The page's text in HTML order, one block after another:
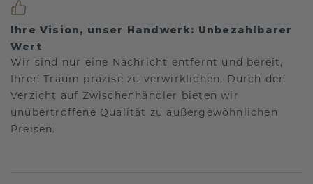
Ihre Vision, unser Handwerk: Unbezahlbarer
Wert
Wir sind nur eine Nachricht entfernt und bereit,
Ihren Traum präzise zu verwirklichen. Durch den
Verzicht auf Zwischenhändler bieten wir
unübertroffene Qualität zu außergewöhnlichen
Preisen.